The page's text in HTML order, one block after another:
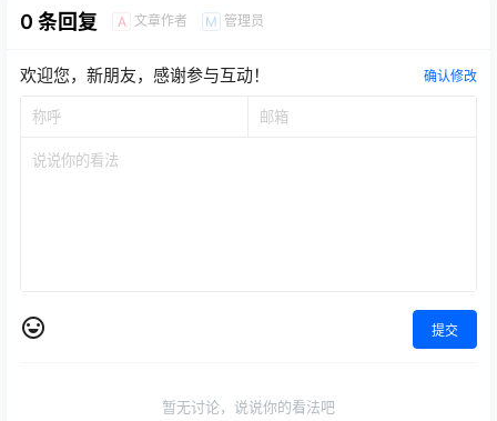
0 条回复 A 文章作者 M 管理员
欢迎您，新朋友，感谢参与互动！ 确认修改
提交
暂无讨论，说说你的看法吧